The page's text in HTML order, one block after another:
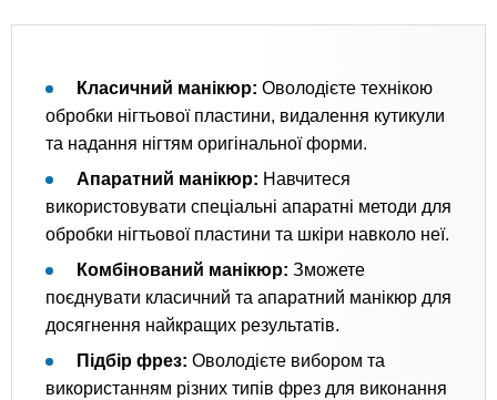
Класичний манікюр: Оволодієте технікою
обробки нігтьової пластини, видалення кутикули
та надання нігтям оригінальної форми.
Апаратний манікюр: Навчитеся
використовувати спеціальні апаратні методи для
обробки нігтьової пластини та шкіри навколо неї.
Комбінований манікюр: Зможете
поєднувати класичний та апаратний манікюр для
досягнення найкращих результатів.
Підбір фрез: Оволодієте вибором та
використанням різних типів фрез для виконання